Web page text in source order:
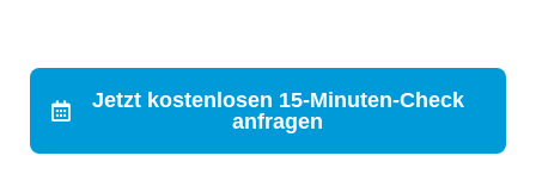
Jetzt kostenlosen 15-Minuten-Check
anfragen